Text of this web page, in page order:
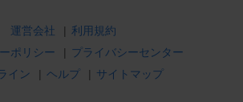
運営会社 | 利用規約
ポリシー
| プライバシーセンター
イン
| ヘルプ | サイトマップ